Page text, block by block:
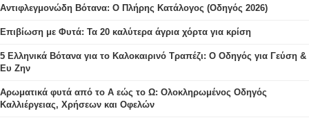
Αντιφλεγμονώδη Βότανα: Ο Πλήρης Κατάλογος (Οδηγός 2026)
Επιβίωση με Φυτά: Τα 20 καλύτερα άγρια χόρτα για κρίση
5 Ελληνικά Βότανα για το Καλοκαιρινό Τραπέζι: Ο Οδηγός για Γεύση &
Ευ Ζην
Αρωματικά φυτά από το Α εώς το Ω: Ολοκληρωμένος Οδηγός
Καλλιέργειας, Χρήσεων και Οφελών